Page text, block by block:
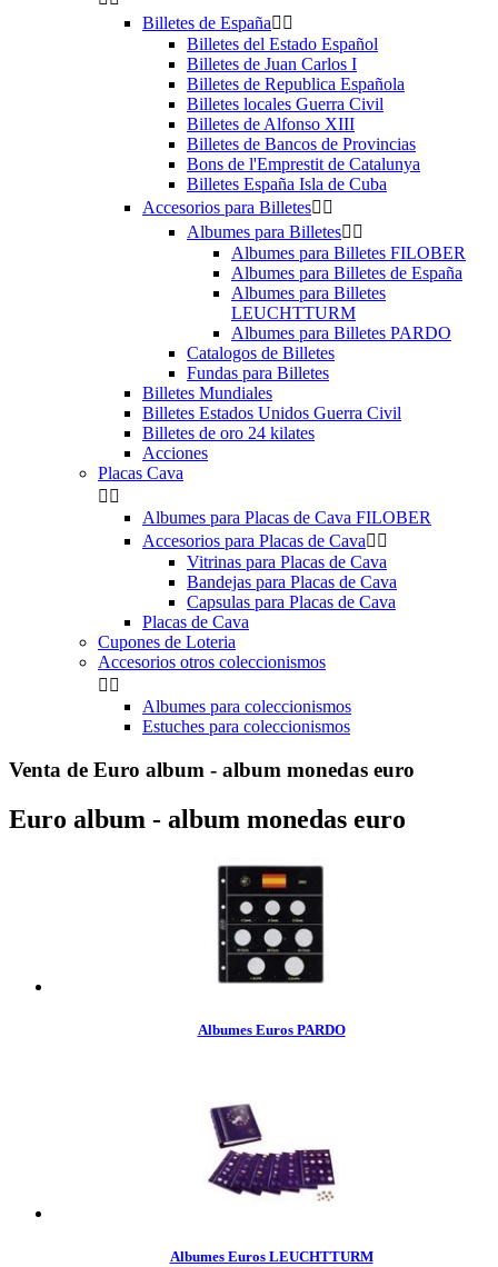
Billetes de España 
Billetes del Estado Español
Billetes de Juan Carlos I
Billetes de Republica Española
Billetes locales Guerra Civil
Billetes de Alfonso XIII
Billetes de Bancos de Provincias
Bons de l'Emprestit de Catalunya
Billetes España Isla de Cuba
Accesorios para Billetes 
Albumes para Billetes 
Albumes para Billetes FILOBER
Albumes para Billetes de España
Albumes para Billetes
LEUCHTTURM
Albumes para Billetes PARDO
Catalogos de Billetes
Fundas para Billetes
Billetes Mundiales
Billetes Estados Unidos Guerra Civil
Billetes de oro 24 kilates
Acciones
Placas Cava
 
Albumes para Placas de Cava FILOBER
Accesorios para Placas de Cava 
Vitrinas para Placas de Cava
Bandejas para Placas de Cava
Capsulas para Placas de Cava
Placas de Cava
Cupones de Loteria
Accesorios otros coleccionismos
 
Albumes para coleccionismos
Estuches para coleccionismos
Venta de Euro album - album monedas euro
Euro album - album monedas euro
Albumes Euros PARDO
Albumes Euros LEUCHTTURM